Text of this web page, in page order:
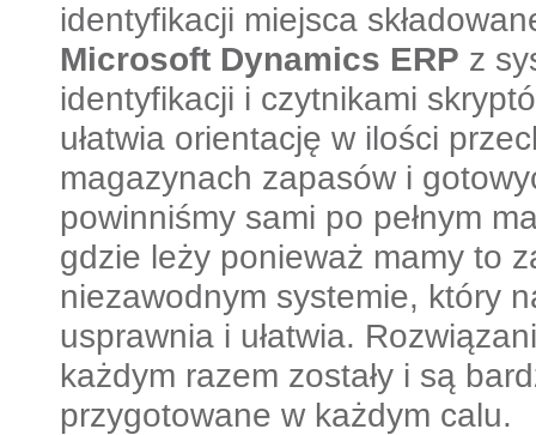
identyfikacji miejsca
Microsoft Dynamics ERP z
identyfikacji i czytnikami
ułatwia orientację w ilości
magazynach zapasów i
powinniśmy sami po pełnym
gdzie leży ponieważ mamy to
niezawodnym systemie, który
usprawnia i ułatwia.
każdym razem zostały i są
przygotowane w każdym calu.